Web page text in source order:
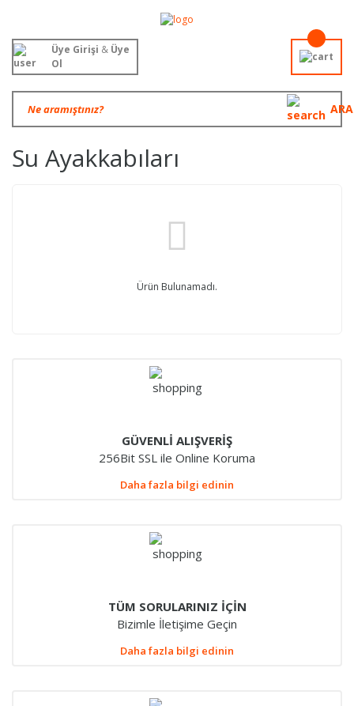
ARA
Üye Girişi &Üye
Ol
Su Ayakkabıları
Ürün Bulunamadı.
GÜVENLİ ALIŞVERİŞ
256Bit SSL ile Online Koruma
Daha fazla bilgi edinin
TÜM SORULARINIZ İÇİN
Bizimle İletişime Geçin
Daha fazla bilgi edinin